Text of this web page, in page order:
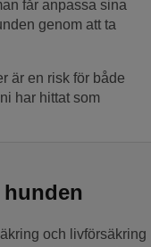
får anpassa sina
genom att ta
är en risk för både
har hittat som
och livförsäkring